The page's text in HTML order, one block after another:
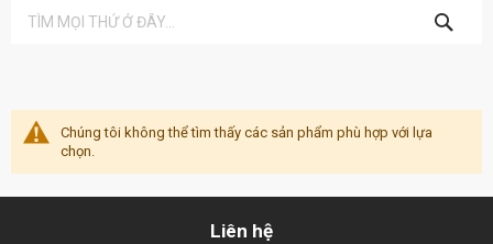
KIẾM
Chúng tôi không thể tìm thấy các sản phẩm phù hợp với lựa
chọn.
Liên hệ